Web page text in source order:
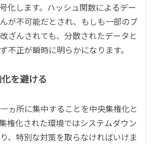
化します。ハッシュ関数によるデー
が不可能だとされ、もしも一部のブ
ざんされても、分散されたデータと
不正が瞬時に明らかになります。
を避ける
ヵ所に集中することを中央集権化と
権化された環境ではシステムダウン
、特別な対策を取らなければいけま